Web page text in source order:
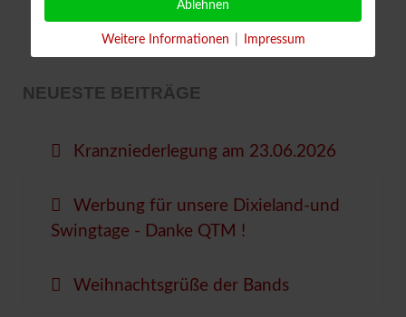
NEUESTE BEITRÄGE
Kranzniederlegung am 23.06.2026
Werbung für unsere Dixieland-und
Swingtage - Danke QTM !
Weihnachtsgrüße der Bands
Ablehnen
Weitere Informationen Impressum